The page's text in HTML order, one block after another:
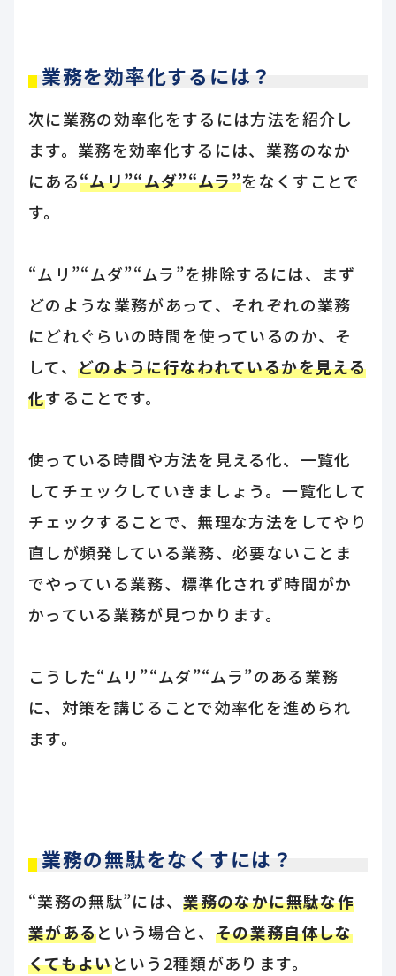
業務を効率化するには？
次に業務の効率化をするには方法を紹介し
ます。業務を効率化するには、業務のなか
にある“ムリ”“ムダ”“ムラ”をなくすことで
す。
“ムリ”“ムダ”“ムラ”を排除するには、まず
どのような業務があって、それぞれの業務
にどれぐらいの時間を使っているのか、そ
して、どのように行なわれているかを見える
化することです。
使っている時間や方法を見える化、一覧化
してチェックしていきましょう。一覧化して
チェックすることで、無理な方法をしてやり
直しが頻発している業務、必要ないことま
でやっている業務、標準化されず時間がか
かっている業務が見つかります。
こうした“ムリ”“ムダ”“ムラ”のある業務
に、対策を講じることで効率化を進められ
ます。
業務の無駄をなくすには？
“業務の無駄”には、業務のなかに無駄な作
業があるという場合と、 その業務自体しな
くてもよいという2種類があります。